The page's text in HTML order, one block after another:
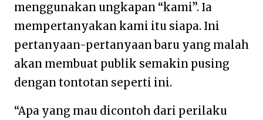
menggunakan ungkapan “kami”. Ia
mempertanyakan kami itu siapa. Ini
pertanyaan-pertanyaan baru yang malah
akan membuat publik semakin pusing
dengan tontotan seperti ini.
“Apa yang mau dicontoh dari perilaku